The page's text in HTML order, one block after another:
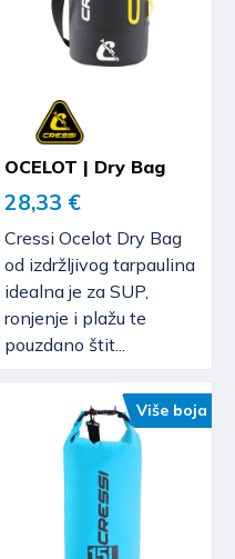
OCELOT | Dry Bag
28,33 €
Cressi Ocelot Dry Bag
od izdržljivog tarpaulina
idealna je za SUP,
ronjenje i plažu te
pouzdano štit...
Više boja